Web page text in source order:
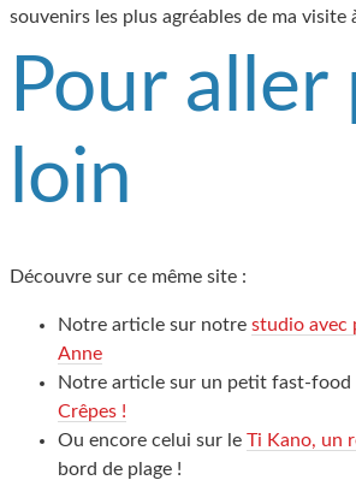
souvenirs les plus agréables de ma visite
Pour aller
loin
Découvre sur ce même site :
Notre article sur notre studio avec
Anne
Notre article sur un petit fast-food
Crêpes !
Ou encore celui sur le Ti Kano, un
bord de plage !